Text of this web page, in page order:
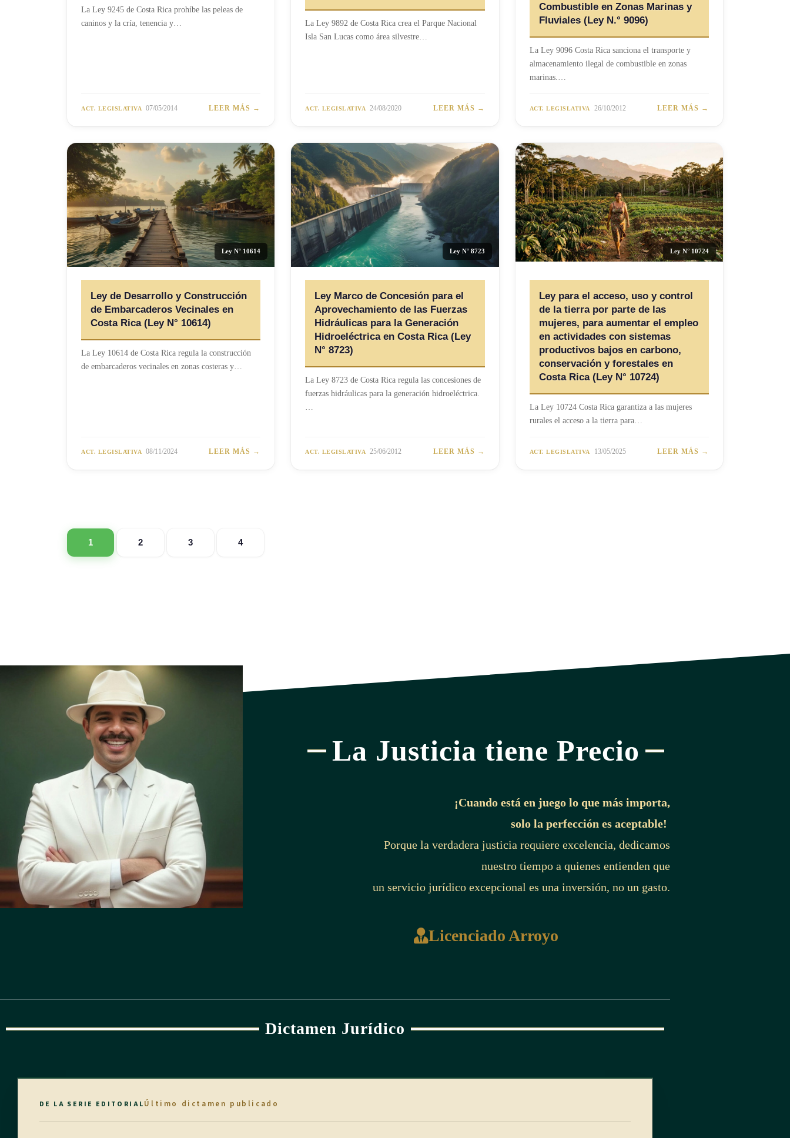
La Ley 9245 de Costa Rica prohíbe las peleas de
caninos y la cría, tenencia y…
ACT. LEGISLATIVA 07/05/2014 LEER MÁS →
La Ley 9892 de Costa Rica crea el Parque Nacional
Isla San Lucas como área silvestre…
ACT. LEGISLATIVA 24/08/2020 LEER MÁS →
Combustible en Zonas Marinas y
Fluviales (Ley N.° 9096)
La Ley 9096 Costa Rica sanciona el transporte y
almacenamiento ilegal de combustible en zonas
marinas.…
ACT. LEGISLATIVA 26/10/2012 LEER MÁS →
Ley N° 10614
Ley de Desarrollo y Construcción
de Embarcaderos Vecinales en
Costa Rica (Ley N° 10614)
La Ley 10614 de Costa Rica regula la construcción
de embarcaderos vecinales en zonas costeras y…
ACT. LEGISLATIVA 08/11/2024 LEER MÁS →
Ley N° 8723
Ley Marco de Concesión para el
Aprovechamiento de las Fuerzas
Hidráulicas para la Generación
Hidroeléctrica en Costa Rica (Ley
N° 8723)
La Ley 8723 de Costa Rica regula las concesiones de
fuerzas hidráulicas para la generación hidroeléctrica.
…
ACT. LEGISLATIVA 25/06/2012 LEER MÁS →
Ley N° 10724
Ley para el acceso, uso y control
de la tierra por parte de las
mujeres, para aumentar el empleo
en actividades con sistemas
productivos bajos en carbono,
conservación y forestales en
Costa Rica (Ley N° 10724)
La Ley 10724 Costa Rica garantiza a las mujeres
rurales el acceso a la tierra para…
ACT. LEGISLATIVA 13/05/2025 LEER MÁS →
1 2 3 4
La Justicia tiene Precio
¡Cuando está en juego lo que más importa,
solo la perfección es aceptable!
Porque la verdadera justicia requiere excelencia, dedicamos
nuestro tiempo a quienes entienden que
un servicio jurídico excepcional es una inversión, no un gasto.
Licenciado Arroyo
Dictamen Jurídico
DE LA SERIE EDITORIALÚltimo dictamen publicado